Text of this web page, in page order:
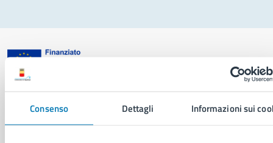
Consenso Dettagli Informazioni sui